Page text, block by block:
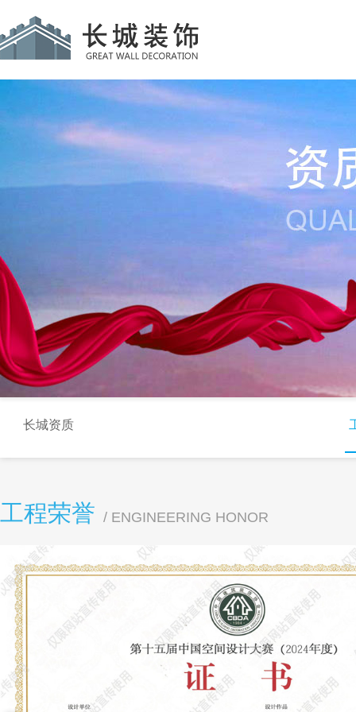
长城资质
工程荣誉 / ENGINEERING HONOR